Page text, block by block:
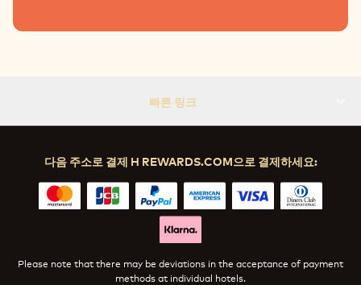
빠른 링크
다음 주소로 결제 H REWARDS.COM으로 결제하세요:
Please note that there may be deviations in the acceptance of payment
methods at individual hotels.